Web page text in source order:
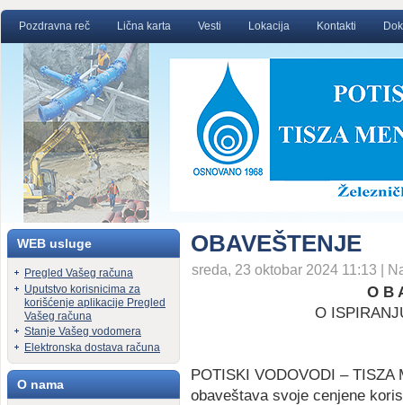
Pozdravna reč Lična karta Vesti Lokacija Kontakti
WEB usluge
Pregled Vašeg računa
Uputstvo korisnicima za
korišćenje aplikacije Pregled
Vašeg računa
Stanje Vašeg vodomera
Elektronska dostava računa
O nama
OBAVEŠTENJE
sreda, 23 oktobar 2024 11:13 |
O B
O
POTISKI VODOVODI – TISZA
obaveštava svoje cenjene